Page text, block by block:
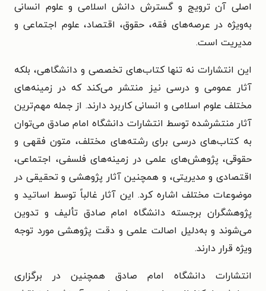
اصلی آن ترویج و گسترش دانش اسلامی و علوم انسانی
به‌ویژه در عرصه‌های فقه، حقوق، اقتصاد، علوم اجتماعی و
مدیریت است.
این انتشارات نه تنها کتاب‌های تخصصی و دانشگاهی، بلکه
آثار عمومی و درسی نیز منتشر می‌کند که در زمینه‌های
مختلف علوم اسلامی و انسانی کاربرد دارند. از جمله مهم‌ترین
آثار منتشرشده توسط انتشارات دانشگاه امام صادق می‌توان
به کتاب‌های درسی برای رشته‌های مختلف، متون فقهی و
حقوقی، پژوهش‌های علمی در زمینه‌های فلسفی، اجتماعی،
اقتصادی و مدیریتی، و همچنین آثار پژوهشی و تحقیقی در
موضوعات مختلف اشاره کرد. این آثار غالباً توسط اساتید و
پژوهشگران برجسته دانشگاه امام صادق تألیف و تدوین
می‌شوند و به‌دلیل اصالت علمی و دقت پژوهشی مورد توجه
ویژه قرار دارند.
انتشارات دانشگاه امام صادق همچنین در برگزاری